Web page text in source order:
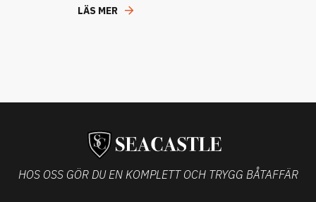
LÄS MER
HOS OSS GÖR DU EN KOMPLETT OCH TRYGG BÅTAFFÄR